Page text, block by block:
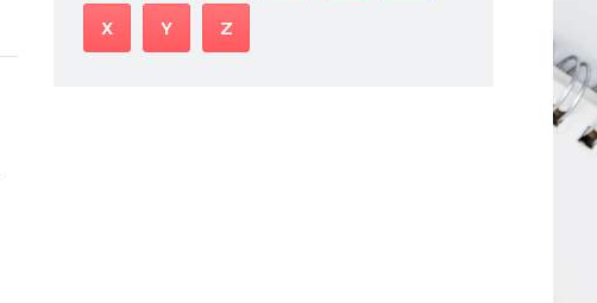
X Y Z